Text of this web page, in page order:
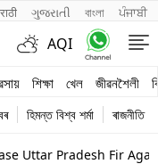
ગુજરાતી বাংলা ਪੰਜਾਬੀ
AQI
শিক্ষা খেল জীৱনশৈলী
হিমন্ত বিশ্ব শৰ্মা ৰাজনীতি
Uttar Pradesh Fir